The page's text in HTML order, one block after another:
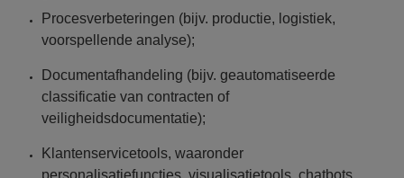
Procesverbeteringen (bijv. productie, logistiek,
voorspellende analyse);
Documentafhandeling (bijv. geautomatiseerde
classificatie van contracten of
veiligheidsdocumentatie);
Klantenservicetools, waaronder